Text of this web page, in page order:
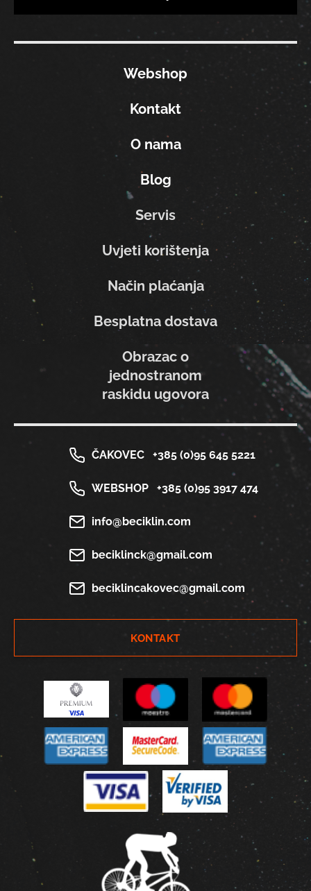
Webshop
Kontakt
O nama
Blog
Servis
Uvjeti korištenja
Način plaćanja
Besplatna dostava
Obrazac o
jednostranom
raskidu ugovora
ČAKOVEC +385 (0)95 645 5221
WEBSHOP +385 (0)95 3917 474
info@beciklin.com
beciklinck@gmail.com
beciklincakovec@gmail.com
KONTAKT